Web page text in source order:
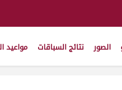
الصور نتائج السباقات مواعيد